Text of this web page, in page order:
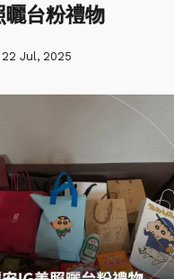
台粉禮物
22 Jul, 2025